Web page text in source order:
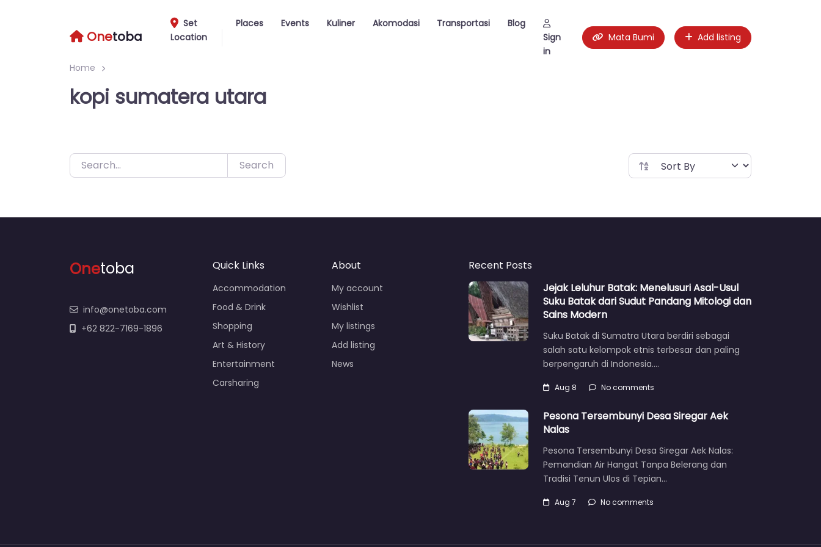
Onetoba
Set
Location
Places Events Kuliner Akomodasi Transportasi
Blog
Sign
in
Mata Bumi Add listing
Home
kopi sumatera utara
Search
Onetoba
info@onetoba.com
+62 822-7169-1896
Quick Links
Accommodation
Food & Drink
Shopping
Art & History
Entertainment
Carsharing
About
My account
Wishlist
My listings
Add listing
News
Recent Posts
Jejak Leluhur Batak: Menelusuri Asal-Usul
Suku Batak dari Sudut Pandang Mitologi dan
Sains Modern
Suku Batak di Sumatra Utara berdiri sebagai
salah satu kelompok etnis terbesar dan paling
berpengaruh di Indonesia.…
Aug 8 No comments
Pesona Tersembunyi Desa Siregar Aek
Nalas
Pesona Tersembunyi Desa Siregar Aek Nalas:
Pemandian Air Hangat Tanpa Belerang dan
Tradisi Tenun Ulos di Tepian…
Aug 7 No comments